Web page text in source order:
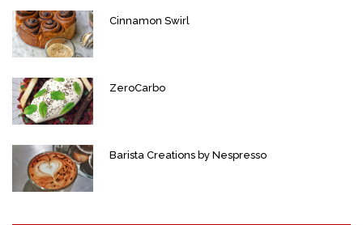
Cinnamon Swirl
ZeroCarbo
Barista Creations by Nespresso